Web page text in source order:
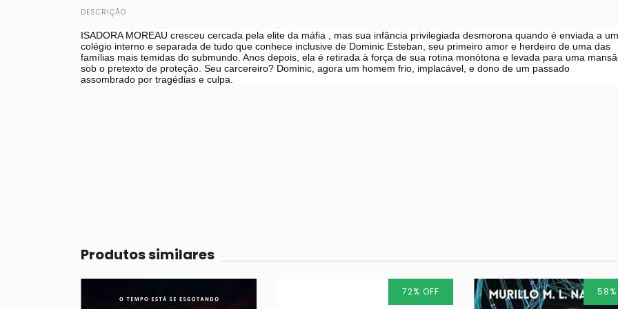
DESCRIÇÃO
ISADORA MOREAU cresceu cercada pela elite da máfia , mas sua infância privilegiada desmorona quando é enviada a um
colégio interno e separada de tudo que conhece inclusive de Dominic Esteban, seu primeiro amor e herdeiro de uma das
famílias mais temidas do submundo. Anos depois, ela é retirada à força de sua rotina monótona e levada para uma
sob o pretexto de proteção. Seu carcereiro? Dominic, agora um homem frio, implacável, e dono de um passado
assombrado por tragédias e culpa.
Produtos similares
72% OFF 58%